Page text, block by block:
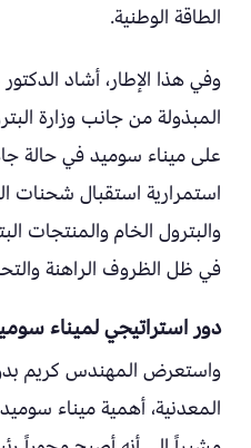
الطاقة الوطنية.
وفي هذا الإطار، أشاد
المبذولة من جانب وزارة
على ميناء سوميد في حالة
استمرارية استقبال شحنات
والبترول الخام والمنتجات
في ظل الظروف الراهنة
دور استراتيجي لميناء
واستعرض المهندس كريم
المعدنية، أهمية ميناء